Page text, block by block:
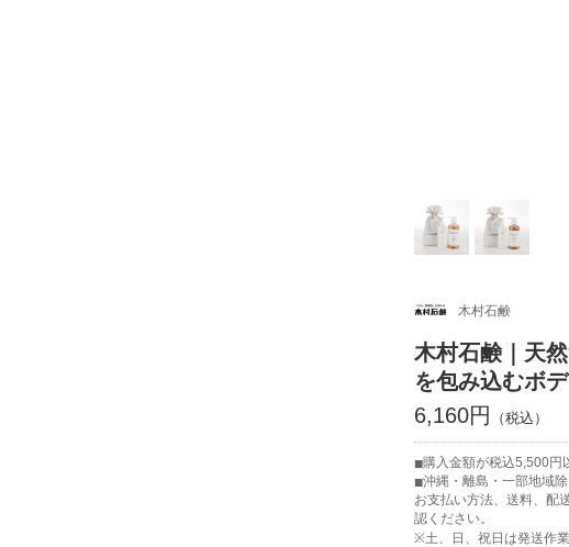
木村石鹸
木村石鹸｜天
を包み込むボ
6,160円
購入金額が税込5,500円
沖縄・離島・一部地域除
お支払い方法、送料、配
認ください。
※土、日、祝日は発送作